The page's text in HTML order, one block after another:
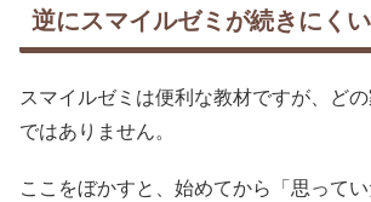
逆にスマイルゼミが続きにく
スマイルゼミは便利な教材ですが、ど
ではありません。
ここをぼかすと、始めてから「思って